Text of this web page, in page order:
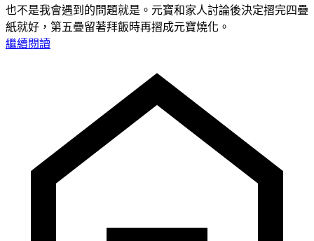
也不是我會遇到的問題就是。元寶和家人討論後決定摺完四疊
紙就好，第五疊留著拜飯時再摺成元寶燒化。
繼續閱讀